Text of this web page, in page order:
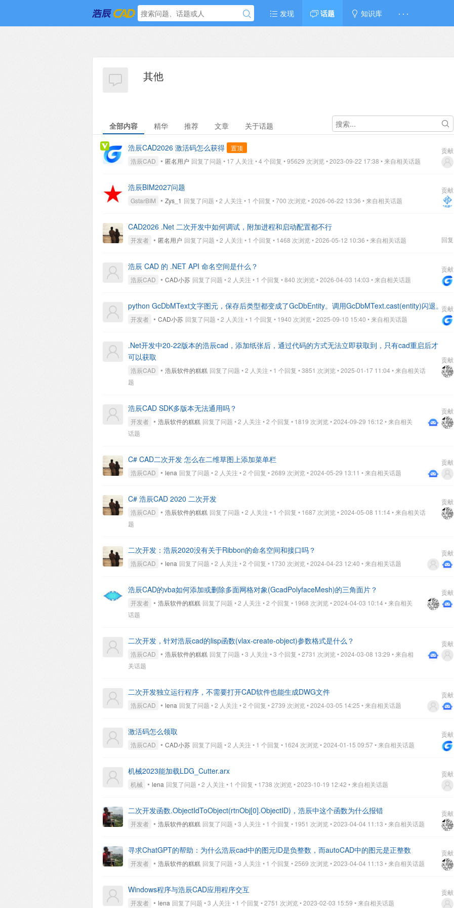
发现 话题 知识库 · · ·
其他
全部内容 精华 推荐 文章 关于话题
浩辰CAD2026 激活码怎么获得 置顶
贡献
浩辰CAD • 匿名用户 回复了问题 • 17 人关注 • 4 个回复 • 95629 次浏览 • 2023-09-22 17:38 • 来自相关话题
浩辰BIM2027问题
贡献
GstarBIM • Zys_1 回复了问题 • 2 人关注 • 1 个回复 • 700 次浏览 • 2026-06-22 13:36 • 来自相关话题
CAD2026 .Net 二次开发中如何调试，附加进程和启动配置都不行
回复
开发者 • 匿名用户 回复了问题 • 2 人关注 • 1 个回复 • 1468 次浏览 • 2026-05-12 10:36 • 来自相关话题
浩辰 CAD 的 .NET API 命名空间是什么？
贡献
浩辰CAD • CAD小苏 回复了问题 • 2 人关注 • 1 个回复 • 840 次浏览 • 2026-04-03 14:03 • 来自相关话题
python GcDbMText文字图元，保存后类型都变成了GcDbEntity。调用GcDbMText.cast(entity)闪退。贡献
开发者 • CAD小苏 回复了问题 • 2 人关注 • 1 个回复 • 1940 次浏览 • 2025-09-10 15:40 • 来自相关话题
.Net开发中20-22版本的浩辰cad，添加纸张后，通过代码的方式无法立即获取到，只有cad重启后才
可以获取
贡献
浩辰CAD • 浩辰软件的糕糕 回复了问题 • 2 人关注 • 1 个回复 • 3851 次浏览 • 2025-01-17 11:04 • 来自相关话
题
浩辰CAD SDK多版本无法通用吗？
贡献
开发者 • 浩辰软件的糕糕 回复了问题 • 2 人关注 • 2 个回复 • 1819 次浏览 • 2024-09-29 16:12 • 来自相关
话题
C# CAD二次开发 怎么在二维草图上添加菜单栏
贡献
浩辰CAD • lena 回复了问题 • 2 人关注 • 2 个回复 • 2689 次浏览 • 2024-05-29 13:11 • 来自相关话题
C# 浩辰CAD 2020 二次开发
贡献
浩辰CAD • 浩辰软件的糕糕 回复了问题 • 2 人关注 • 1 个回复 • 1687 次浏览 • 2024-05-08 11:14 • 来自相关话
题
二次开发：浩辰2020没有关于Ribbon的命名空间和接口吗？
贡献
浩辰CAD • lena 回复了问题 • 2 人关注 • 2 个回复 • 1730 次浏览 • 2024-04-23 12:40 • 来自相关话题
浩辰CAD的vba如何添加或删除多面网格对象(GcadPolyfaceMesh)的三角面片？
贡献
开发者 • 浩辰软件的糕糕 回复了问题 • 2 人关注 • 2 个回复 • 1968 次浏览 • 2024-04-03 10:14 • 来自相关
话题
二次开发，针对浩辰cad的lisp函数(vlax-create-object)参数格式是什么？
贡献
浩辰CAD • 浩辰软件的糕糕 回复了问题 • 3 人关注 • 3 个回复 • 2731 次浏览 • 2024-03-08 13:29 • 来自相
关话题
二次开发独立运行程序，不需要打开CAD软件也能生成DWG文件
贡献
浩辰CAD • lena 回复了问题 • 2 人关注 • 2 个回复 • 2739 次浏览 • 2024-03-05 14:25 • 来自相关话题
激活码怎么领取
贡献
浩辰CAD • CAD小苏 回复了问题 • 2 人关注 • 1 个回复 • 1624 次浏览 • 2024-01-15 09:57• 来自相关话题
机械2023能加载LDG_Cutter.arx
贡献
机械 • lena 回复了问题 • 2 人关注 • 1 个回复 • 1738 次浏览 • 2023-10-19 12:42 • 来自相关话题
二次开发函数.ObjectIdToObject(rtnObj[0].ObjectID)，浩辰中这个函数为什么报错
贡献
开发者 • 浩辰软件的糕糕 回复了问题 • 3 人关注 • 1 个回复 • 1951 次浏览 • 2023-04-04 11:13 • 来自相关话题
寻求ChatGPT的帮助：为什么浩辰cad中的图元ID是负整数，而autoCAD中的图元是正整数
贡献
开发者 • 浩辰软件的糕糕 回复了问题 • 3 人关注 • 1 个回复 • 2569 次浏览 • 2023-04-04 11:13 • 来自相关话题
Windows程序与浩辰CAD应用程序交互
贡献
开发者 • lena 回复了问题 • 3 人关注 • 1 个回复 • 2751 次浏览 • 2023-02-03 15:59 • 来自相关话题